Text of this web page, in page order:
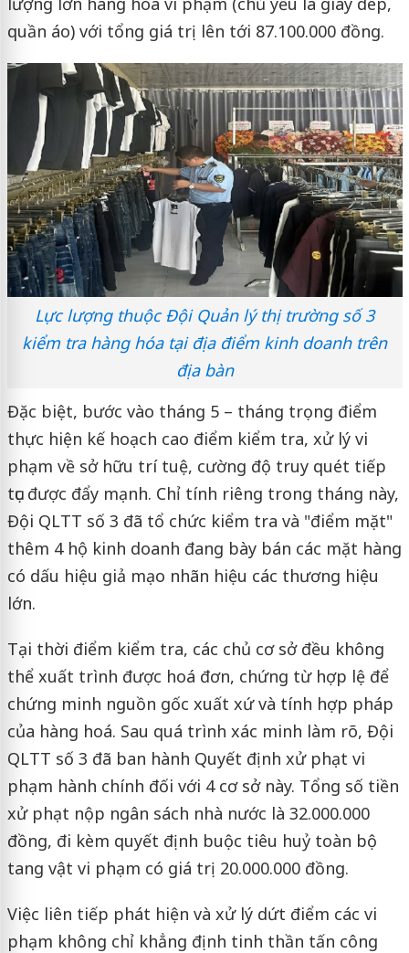
quần áo) với tổng giá trị lên tới 87.100.000 đồng.
Lực lượng thuộc Đội Quản lý thị trường số 3
kiểm tra hàng hóa tại địa điểm kinh doanh trên
địa bàn
Đặc biệt, bước vào tháng 5 – tháng trọng điểm
thực hiện kế hoạch cao điểm kiểm tra, xử lý vi
phạm về sở hữu trí tuệ, cường độ truy quét tiếp
tục được đẩy mạnh. Chỉ tính riêng trong tháng này,
Đội QLTT số 3 đã tổ chức kiểm tra và "điểm mặt"
thêm 4 hộ kinh doanh đang bày bán các mặt hàng
có dấu hiệu giả mạo nhãn hiệu các thương hiệu
lớn.
Tại thời điểm kiểm tra, các chủ cơ sở đều không
thể xuất trình được hoá đơn, chứng từ hợp lệ để
chứng minh nguồn gốc xuất xứ và tính hợp pháp
của hàng hoá. Sau quá trình xác minh làm rõ, Đội
QLTT số 3 đã ban hành Quyết định xử phạt vi
phạm hành chính đối với 4 cơ sở này. Tổng số tiền
xử phạt nộp ngân sách nhà nước là 32.000.000
đồng, đi kèm quyết định buộc tiêu huỷ toàn bộ
tang vật vi phạm có giá trị 20.000.000 đồng.
Việc liên tiếp phát hiện và xử lý dứt điểm các vi
phạm không chỉ khẳng định tinh thần tấn công